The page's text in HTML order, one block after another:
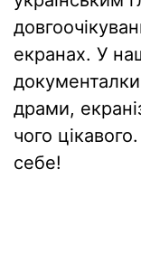
екранах. У
драми,
чого
себе!